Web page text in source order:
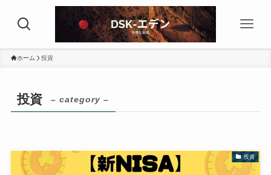
ホーム 投資
投資 – category –
投資